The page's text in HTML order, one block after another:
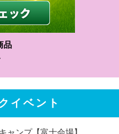
品
イベント
ャンプ【富士会場】